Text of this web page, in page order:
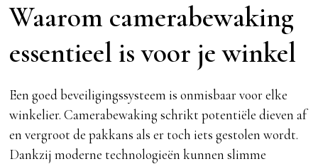
Waarom camerabewaking
essentieel is voor je winkel
Een goed beveiligingssysteem is onmisbaar voor elke
winkelier. Camerabewaking schrikt potentiële dieven af
en vergroot de pakkans als er toch iets gestolen wordt.
Dankzij moderne technologieën kunnen slimme